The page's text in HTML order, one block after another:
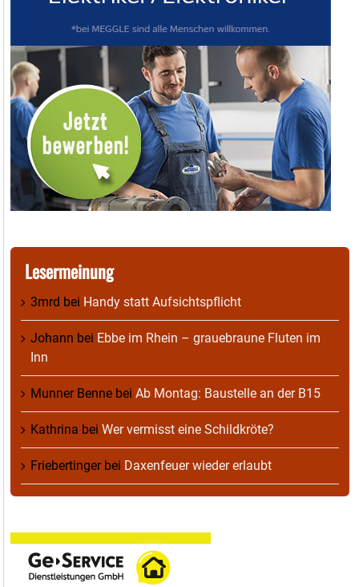
Lesermeinung
3mrd bei Handy statt Aufsichtspflicht
Johann bei Ebbe im Rhein – grauebraune Fluten im
Inn
Munner Benne bei Ab Montag: Baustelle an der B15
Kathrina bei Wer vermisst eine Schildkröte?
Friebertingerbei Daxenfeuer wieder erlaubt